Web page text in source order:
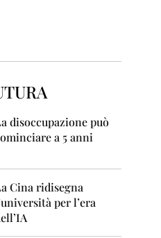
disoccupazione può
a 5 anni
Cina ridisegna
per l’era